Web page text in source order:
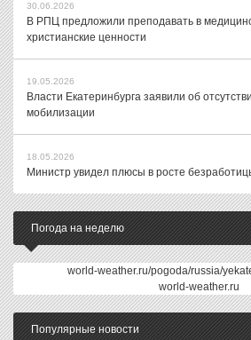
30.06.2026
В РПЦ предложили преподавать в
христианские ценности
19.05.2026
Власти Екатеринбурга заявили об
мобилизации
18.05.2026
Министр увидел плюсы в росте
Погода на неделю
world-weather.ru/pogoda/russia/
world-weather.ru
Популярные новости